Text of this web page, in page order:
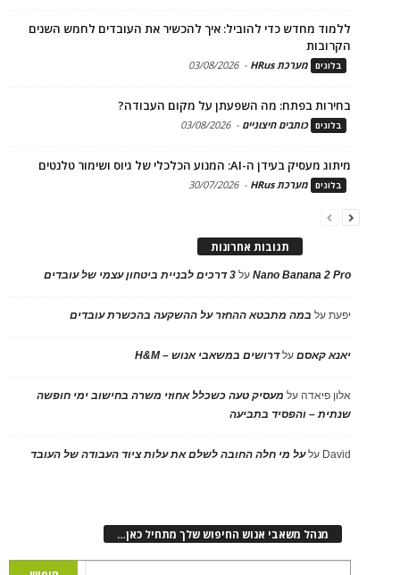
ללמוד מחדש כדי להוביל: איך להכשיר את העובדים לחמש השנים
הקרובות
בלוגים מערכת HRus -
03/08/2026
בחירות בפתח: מה השפעתן על מקום העבודה?
בלוגים כותבים חיצוניים -
03/08/2026
מיתוג מעסיק בעידן ה-AI: המנוע הכלכלי של גיוס ושימור טלנטים
בלוגים מערכת HRus -
30/07/2026
תגובות אחרונות
Nano Banana 2 Proעל 3 דרכים לבניית ביטחון עצמי של עובדים
יפעתעל במה מתבטא ההחזר על ההשקעה בהכשרת עובדים
יאנא קאסםעלדרושים במשאבי אנוש – H&M
אלון פיאדה על מעסיק טעה כשכלל אחוזי משרה בחישוב ימי חופשה
שנתית – והפסיד בתביעה
David עלעל מי חלה החובה לשלם את עלות ציוד העבודה של העובד
מנהל משאבי אנוש החיפוש שלך מתחיל כאן…